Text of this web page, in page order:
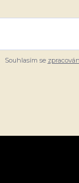
Souhlasím se